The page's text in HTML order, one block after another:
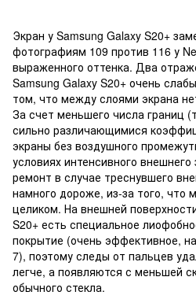
Экран у Samsung Galaxy S20+
фотографиям 109 против 116 у
выраженного оттенка. Два
Samsung Galaxy S20+ очень
том, что между слоями экрана
За счет меньшего числа границ
сильно различающимися
экраны без воздушного
условиях интенсивного
ремонт в случае треснувшего
намного дороже, из-за того, что
целиком. На внешней
S20+ есть специальное
покрытие (очень эффективное,
7), поэтому следы от пальцев
легче, а появляются с меньшей
обычного стекла.